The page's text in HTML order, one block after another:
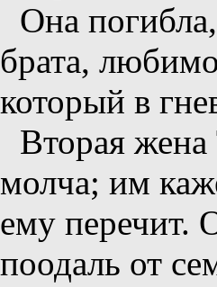
Она
брата,
который в
Вторая жена
молча; им
ему перечит.
поодаль от